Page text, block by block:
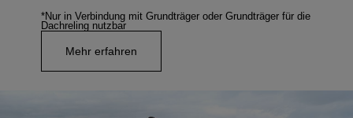
*Nur in Verbindung mit Grundträger oder Grundträger für die
Dachreling nutzbar
Mehr erfahren